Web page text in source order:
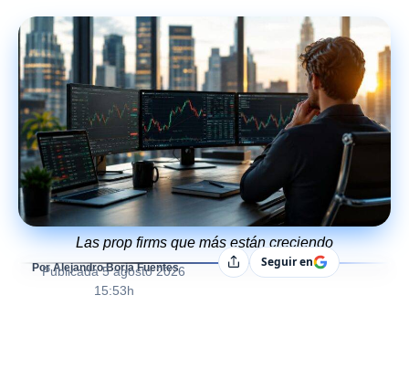
Las prop firms que más están creciendo
Por Alejandro Borja Fuentes
Publicada 5 agosto 2026
15:53h
CompartirSeguir en